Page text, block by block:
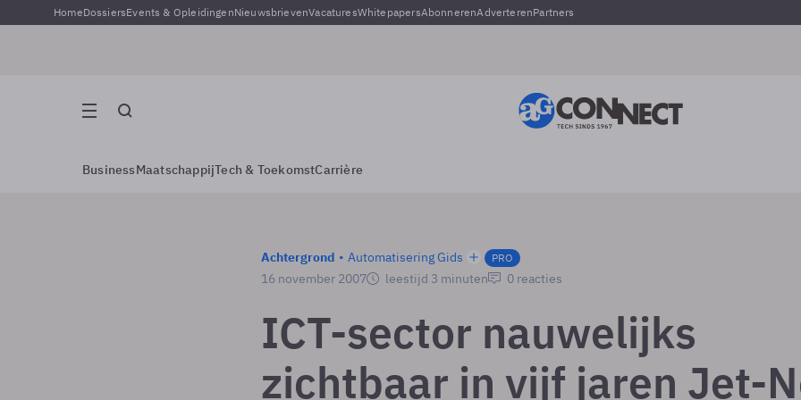
HomeDossiersEvents & OpleidingenNieuwsbrievenVacaturesWhitepapersAbonnerenAdverterenPartners
BusinessMaatschappijTech & ToekomstCarrière
Achtergrond Automatisering Gids PRO
16 november 2007 leestijd 3 minuten 0 reacties
ICT-sector nauwelijks
zichtbaar in vijf jaren Jet-